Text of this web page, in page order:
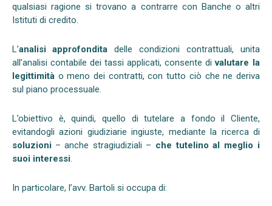
qualsiasi ragione si trovano a contrarre con Banche o altri
Istituti di credito.
L’analisi approfondita delle condizioni contrattuali, unita
all’analisi contabile dei tassi applicati, consente divalutare la
legittimità o meno dei contratti, con tutto ciò che ne deriva
sul piano processuale.
L’obiettivo è, quindi, quello di tutelare a fondo il Cliente,
evitandogli azioni giudiziarie ingiuste, mediante la ricerca di
soluzioni – anche stragiudiziali – che tutelino al meglio i
suoi interessi.
In particolare, l’avv. Bartoli si occupa di: